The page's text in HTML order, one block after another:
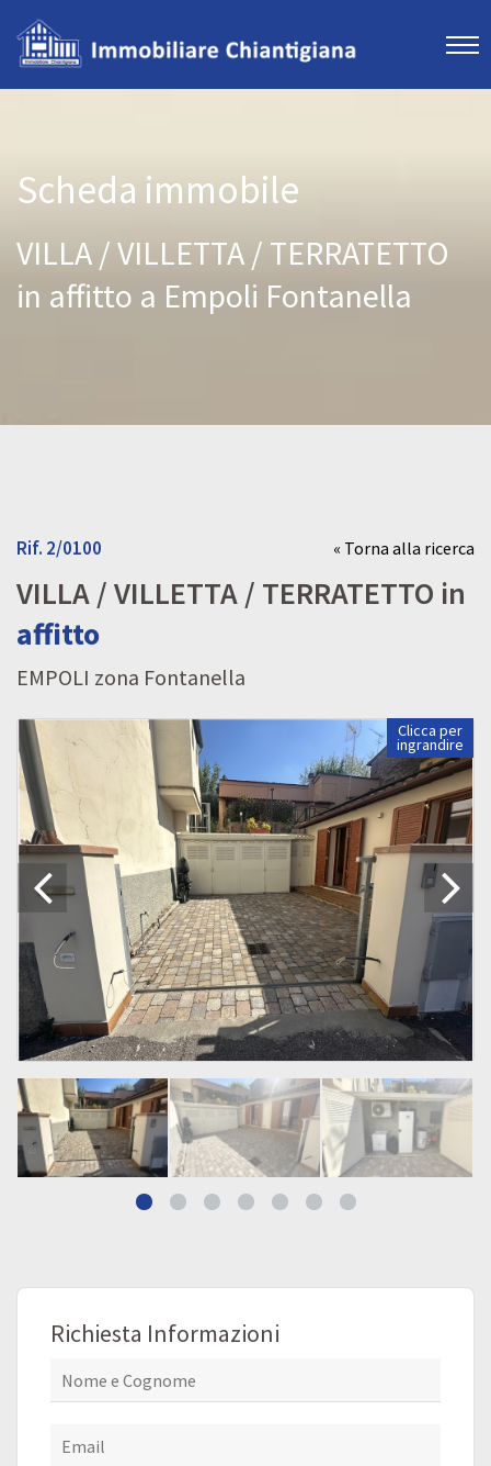
Scheda immobile
VILLA / VILLETTA / TERRATETTO
in affitto a Empoli Fontanella
« Torna alla ricerca
Rif. 2/0100
VILLA / VILLETTA / TERRATETTO in
affitto
EMPOLI zona Fontanella
Clicca per
ingrandire
Richiesta Informazioni